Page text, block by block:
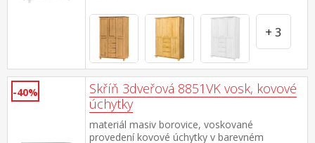
+ 3
-40%
Skříň 3dveřová 8851VK vosk, kovové
úchytky
materiál masiv borovice, voskované
provedení kovové úchytky v barevném